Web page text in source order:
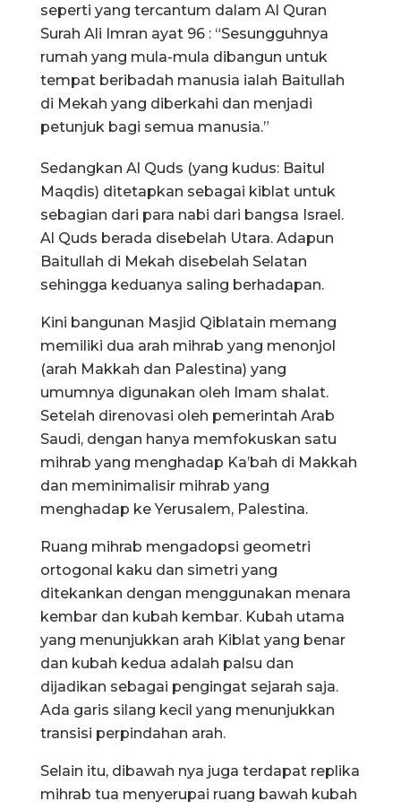
seperti yang tercantum dalam Al Quran
Surah Ali Imran ayat 96 : “Sesungguhnya
rumah yang mula-mula dibangun untuk
tempat beribadah manusia ialah Baitullah
di Mekah yang diberkahi dan menjadi
petunjuk bagi semua manusia.”
Sedangkan Al Quds (yang kudus: Baitul
Maqdis) ditetapkan sebagai kiblat untuk
sebagian dari para nabi dari bangsa Israel.
Al Quds berada disebelah Utara. Adapun
Baitullah di Mekah disebelah Selatan
sehingga keduanya saling berhadapan.
Kini bangunan Masjid Qiblatain memang
memiliki dua arah mihrab yang menonjol
(arah Makkah dan Palestina) yang
umumnya digunakan oleh Imam shalat.
Setelah direnovasi oleh pemerintah Arab
Saudi, dengan hanya memfokuskan satu
mihrab yang menghadap Ka’bah di Makkah
dan meminimalisir mihrab yang
menghadap ke Yerusalem, Palestina.
Ruang mihrab mengadopsi geometri
ortogonal kaku dan simetri yang
ditekankan dengan menggunakan menara
kembar dan kubah kembar. Kubah utama
yang menunjukkan arah Kiblat yang benar
dan kubah kedua adalah palsu dan
dijadikan sebagai pengingat sejarah saja.
Ada garis silang kecil yang menunjukkan
transisi perpindahan arah.
Selain itu, dibawah nya juga terdapat replika
mihrab tua menyerupai ruang bawah kubah